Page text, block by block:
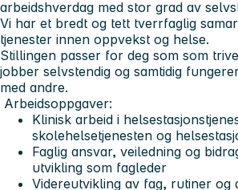
arbeidshverdag med stor grad av
Vi har et bredt og tett tverrfaglig
tjenester innen oppvekst og helse.
Stillingen passer for deg som som
jobber selvstendig og samtidig
med andre.
Arbeidsoppgaver:
Klinisk arbeid i
skolehelsetjenesten og
Faglig ansvar, veiledning og
utvikling som fagleder
Videreutvikling av fag, rutiner og